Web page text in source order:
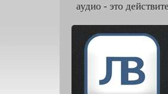
аудио - это